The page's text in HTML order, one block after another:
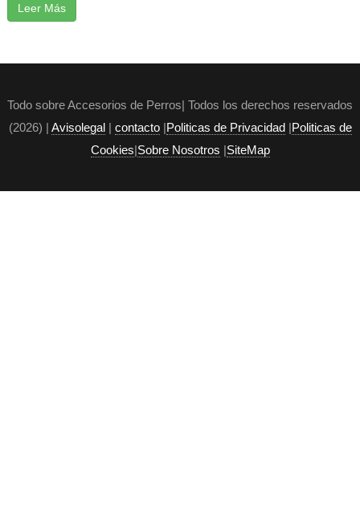
Leer Más
Todo sobre Accesorios de Perros| Todos los derechos reservados
(2026) | Avisolegal| contacto|Politicas de Privacidad|Politicas de
Cookies|Sobre Nosotros |SiteMap